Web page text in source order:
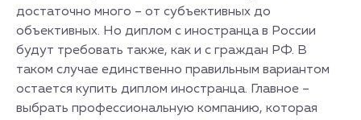
достаточно много – от субъективных до
объективных. Но диплом с иностранца в России
будут требовать также, как и с граждан РФ. В
таком случае единственно правильным вариантом
остается купить диплом иностранца. Главное –
выбрать профессиональную компанию, которая